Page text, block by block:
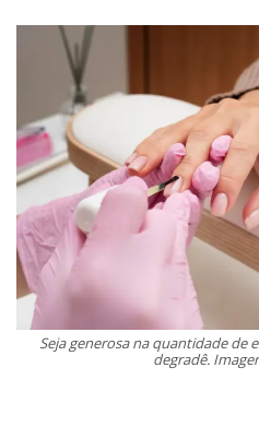
Seja generosa na quantidade de
degradê.